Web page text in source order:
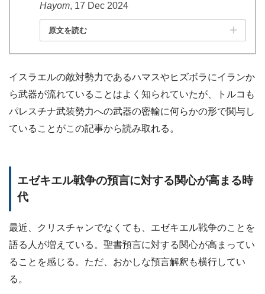
Hayom, 17 Dec 2024
原文を読む
イスラエルの敵対勢力であるハマスやヒズボラにイランか
ら武器が流れていることはよく知られていたが、トルコも
パレスチナ武装勢力への武器の密輸に何らかの形で関与し
ていることがこの記事から読み取れる。
エゼキエル戦争の預言に対する関心が高まる時
代
最近、クリスチャンでなくても、エゼキエル戦争のことを
語る人が増えている。聖書預言に対する関心が高まってい
ることを感じる。ただ、おかしな預言解釈も横行してい
る。